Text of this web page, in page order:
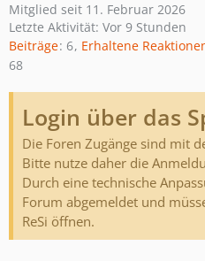
Mitglied seit 11. Februar 2026
Letzte Aktivität: Vor 9 Stunden
Beiträge 6 Erhaltene
68
Login über das
Die Foren Zugänge sind mit
Bitte nutze daher die
Durch eine technische
Forum abgemeldet und
ReSi öffnen.